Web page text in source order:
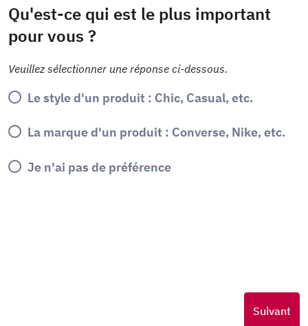
Qu'est-ce qui est le plus important
pour vous ?
Veuillez sélectionner une réponse ci-dessous.
Le style d'un produit : Chic, Casual, etc.
La marque d'un produit : Converse, Nike, etc.
Je n'ai pas de préférence
Suivant